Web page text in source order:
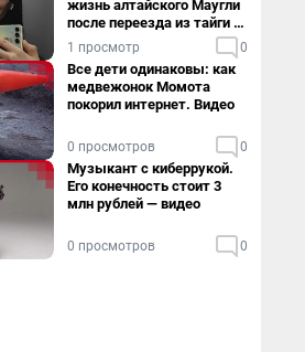
жизнь алтайского Маугли
после переезда из тайги в
столицу
1 просмотр 0
Все дети одинаковы: как
медвежонок Момота
покорил интернет. Видео
0 просмотров 0
Музыкант с киберрукой.
Его конечность стоит 3
млн рублей — видео
0 просмотров 0